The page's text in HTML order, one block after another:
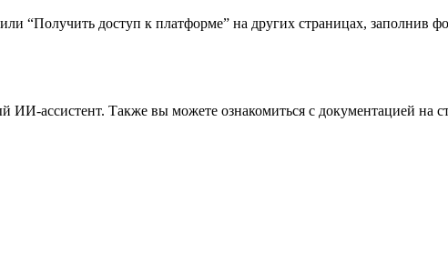
“Получить доступ к платформе” на других страницах, заполнив
ИИ-ассистент. Также вы можете ознакомиться с документацией на